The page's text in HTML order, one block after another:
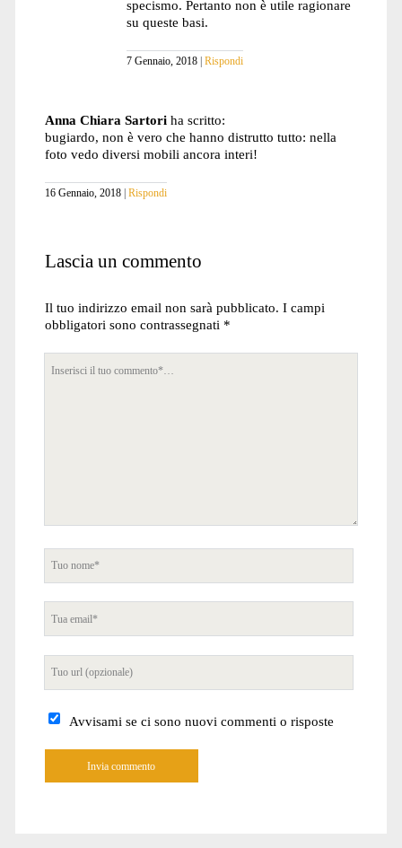
specismo. Pertanto non è utile ragionare
su queste basi.
7 Gennaio, 2018 Rispondi
Anna Chiara Sartori ha scritto:
bugiardo, non è vero che hanno distrutto tutto: nella
foto vedo diversi mobili ancora interi!
16 Gennaio, 2018 Rispondi
Lascia un commento
Il tuo indirizzo email non sarà pubblicato. I campi
obbligatori sono contrassegnati *
commento
nome
email
sito
Avvisami se ci sono nuovi commenti o risposte